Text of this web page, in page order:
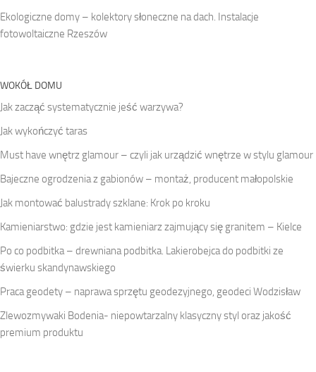
Ekologiczne domy – kolektory słoneczne na dach. Instalacje
fotowoltaiczne Rzeszów
WOKÓŁ DOMU
Jak zacząć systematycznie jeść warzywa?
Jak wykończyć taras
Must have wnętrz glamour – czyli jak urządzić wnętrze w stylu glamour
Bajeczne ogrodzenia z gabionów – montaż, producent małopolskie
Jak montować balustrady szklane: Krok po kroku
Kamieniarstwo: gdzie jest kamieniarz zajmujący się granitem – Kielce
Po co podbitka – drewniana podbitka. Lakierobejca do podbitki ze
świerku skandynawskiego
Praca geodety – naprawa sprzętu geodezyjnego, geodeci Wodzisław
Zlewozmywaki Bodenia- niepowtarzalny klasyczny styl oraz jakość
premium produktu